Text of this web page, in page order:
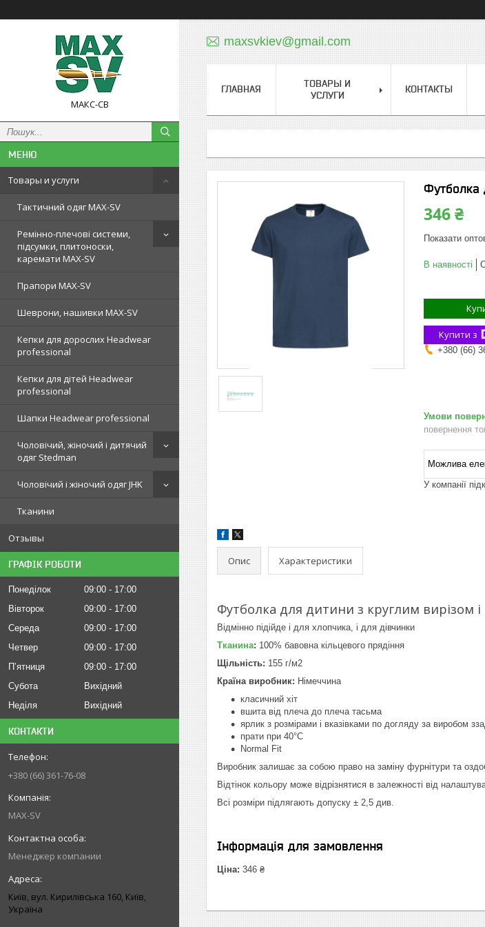
МАКС-СВ
Товары и услуги
Тактичний одяг MAX-SV
Ремінно-плечові системи,
підсумки, плитоноски,
каремати MAX-SV
Прапори MAX-SV
Шеврони, нашивки MAX-SV
Кепки для дорослих Headwear
professional
Кепки для дітей Headwear
professional
Шапки Headwear professional
Чоловічий, жіночий і дитячий
одяг Stedman
Чоловічий і жіночий одяг JHK
Тканини
Отзывы
ГРАФІК РОБОТИ
Понеділок 09:00
17:00
Вівторок
09:00
17:00
Середа
09:00
17:00
Четвер
09:00
17:00
Пʼятниця
09:00
17:00
Субота
Вихідний
Неділя
Вихідний
КОНТАКТИ
+380 (66) 361-76-08
MAX-SV
Менеджер компании
Київ, вул. Кирилівська 160, Київ,
Україна
maxsvkiev@gmail.com
ГЛАВНАЯ
ТОВАРЫ И
УСЛУГИ
КОНТАКТЫ
Футболка
346 ₴
Показати
В наявності
Купити з
+380 (66)
повернення
У компанії
Опис Характеристики
Футболка для дитини з круглим вирізом
Відмінно підійде і для хлопчика, і для дівчинки
Тканина: 100% бавовна кільцевого прядіння
Щільність: 155 г/м2
Країна виробник: Німеччина
класичний хіт
вшита від плеча до плеча тасьма
ярлик з розмірами і вказівками по догляду за виробом
прати при 40°C
Normal Fit
Виробник залишає за собою право на заміну фурнітури та
Відтінок кольору може відрізнятися в залежності від
Всі розміри підлягають допуску ± 2,5 див.
Інформація для замовлення
Ціна: 346 ₴